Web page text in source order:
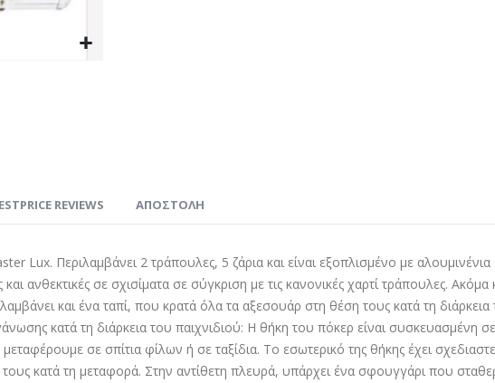
Lux. Περιλαμβάνει 2 τράπουλες, 5 ζάρια και είναι εξοπλισμένο με
ανθεκτικές σε σχισίματα σε σύγκριση με τις κανονικές χαρτί τράπουλες.
και ένα ταπί, που κρατά όλα τα αξεσουάρ στη θέση τους κατά τη διάρκεια
κατά τη διάρκεια του παιχνιδιού: Η θήκη του πόκερ είναι συσκευασμένη
σε σπίτια φίλων ή σε ταξίδια. Το εσωτερικό της θήκης έχει
κατά τη μεταφορά. Στην αντίθετη πλευρά, υπάρχει ένα σφουγγάρι που
REVIEWS ΑΠΟΣΤΟΛΗ